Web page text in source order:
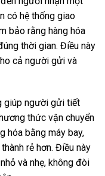
có hệ thống giao
bảo rằng hàng hóa
thời gian. Điều này
cả người gửi và
giúp người gửi tiết
thức vận chuyển
hóa bằng máy bay,
rẻ hơn. Điều này
và nhẹ, không đòi